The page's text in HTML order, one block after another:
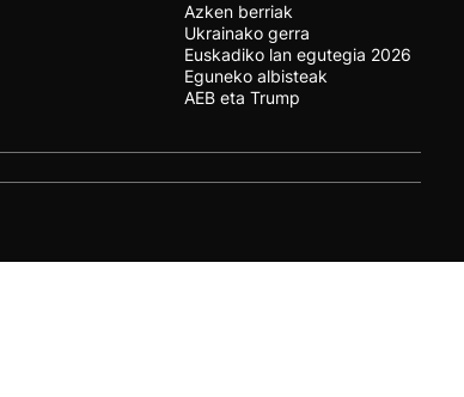
Azken berriak
Ukrainako gerra
Euskadiko lan egutegia 2026
Eguneko albisteak
AEB eta Trump